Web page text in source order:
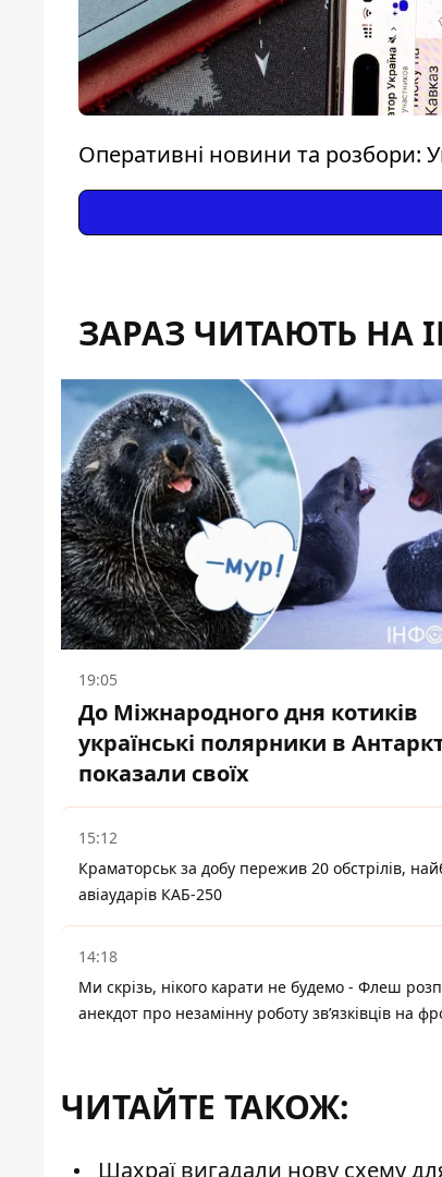
Оперативні новини та розбори:
ЗАРАЗ ЧИТАЮТЬ НА
19:05
До Міжнародного дня котиків
українські полярники в
показали своїх
15:12
Краматорськ за добу пережив 20 обстрілів,
авіаударів КАБ-250
14:18
Ми скрізь, нікого карати не будемо - Флеш
анекдот про незамінну роботу зв’язківців на
ЧИТАЙТЕ ТАКОЖ:
Шахраї вигадали нову схему